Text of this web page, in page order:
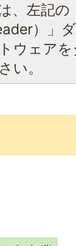
、左記の
）」
ウェア
い。